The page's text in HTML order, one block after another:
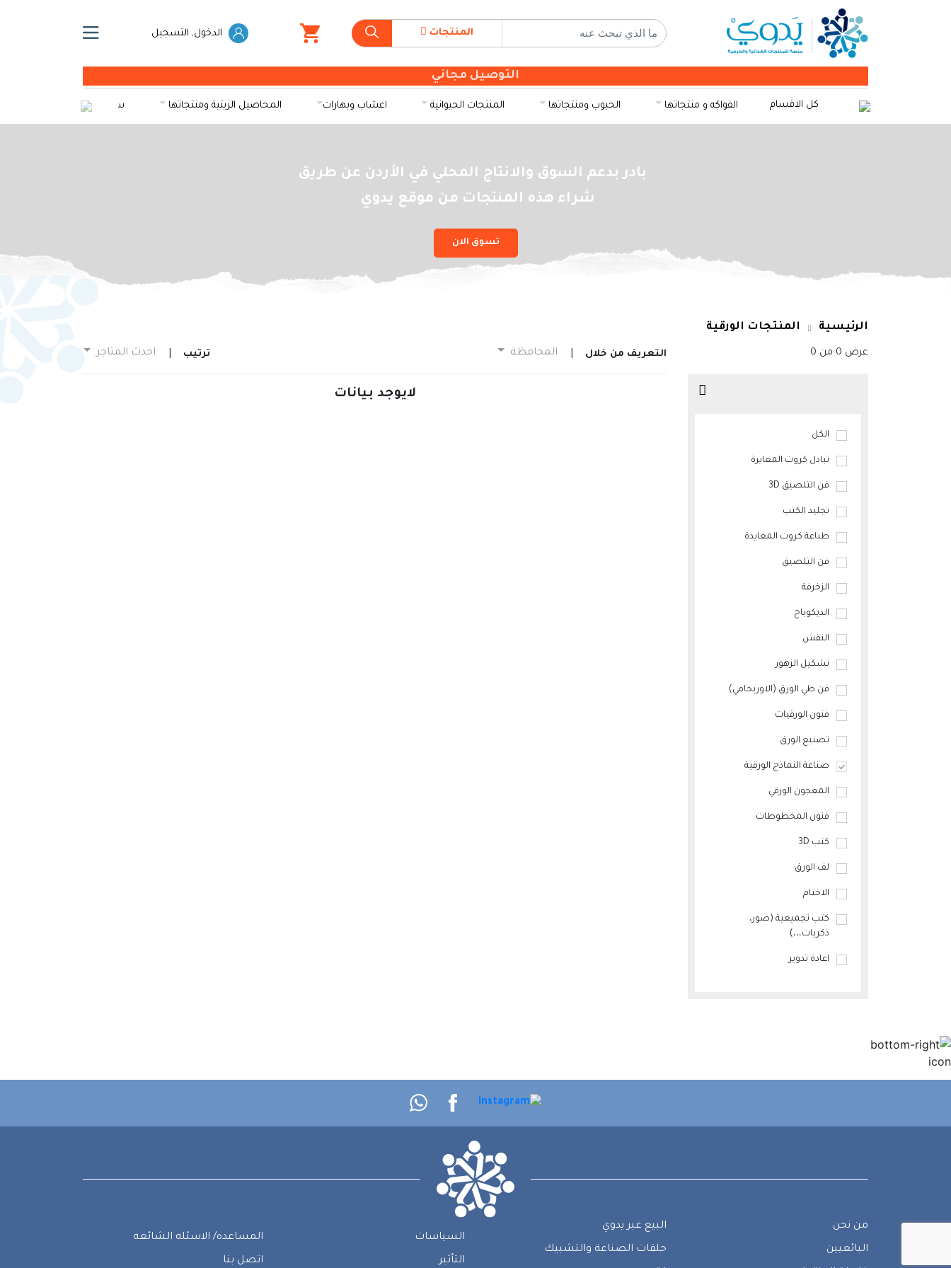
المنتجات الدخول, التسجيل
التوصيل مجاني
كل الاقسام الفواكه و منتجاتها الحبوب ومنتجاتها المنتجات الحيوانية اعشاب وبهارات المحاصيل الزيتية ومنتجاتها سكريات
بادر بدعم السوق والانتاج المحلي في الأردن عن طريق
شراء هذه المنتجات من موقع يدوي
تسوق الان
الرئيسية المنتجات الورقية
عرض 0 من 0 التعريف من خلال المحافظة ترتيب احدث المتاجر
الكل
تبادل كروت المعايرة
فن التلصيق 3D
تجليد الكتب
طباعة كروت المعايدة
فن التلصيق
الزخرفة
الديكوباج
النقش
تشكيل الزهور
فن طي الورق (الاوريجامي)
فنون الورقيات
تصنيع الورق
صناعة النماذج الورقية
المعجون الورقي
فنون المخطوطات
كتب 3D
لف الورق
الاختام
كتب تجميعية (صور،
ذكريات،،،)
اعادة تدوير
لايوجد بيانات
من نحن
البائعيين
البيع عبر يدوي
حلقات الصناعة والتشبيك
السياسات
التأثير
المساعده/ الاسئله الشائعه
اتصل بنا